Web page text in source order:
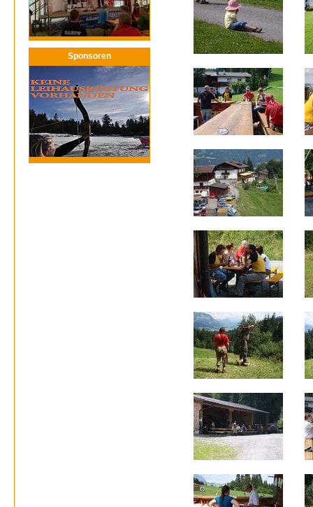
Sponsoren